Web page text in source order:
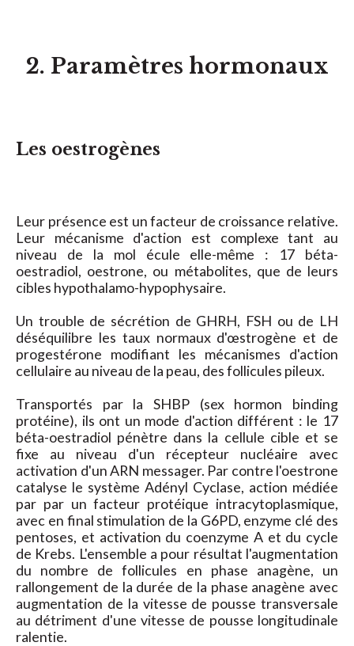
2. Paramètres hormonaux
Les oestrogènes
Leur présence est un facteur de croissance relative.
Leur mécanisme d'action est complexe tant au
niveau de la mol écule elle-même : 17 béta-
oestradiol, oestrone, ou métabolites, que de leurs
cibles hypothalamo-hypophysaire.
Un trouble de sécrétion de GHRH, FSH ou de LH
déséquilibre les taux normaux d'œstrogène et de
progestérone modifiant les mécanismes d'action
cellulaire au niveau de la peau, des follicules pileux.
Transportés par la SHBP (sex hormon binding
protéine), ils ont un mode d'action différent : le 17
béta-oestradiol pénètre dans la cellule cible et se
fixe au niveau d'un récepteur nucléaire avec
activation d'un ARN messager. Par contre l'oestrone
catalyse le système Adényl Cyclase, action médiée
par par un facteur protéique intracytoplasmique,
avec en final stimulation de la G6PD, enzyme clé des
pentoses, et activation du coenzyme A et du cycle
de Krebs. L'ensemble a pour résultat l'augmentation
du nombre de follicules en phase anagène, un
rallongement de la durée de la phase anagène avec
augmentation de la vitesse de pousse transversale
au détriment d'une vitesse de pousse longitudinale
ralentie.